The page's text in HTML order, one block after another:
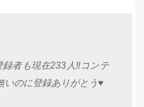
者も現在233人‼️コンテ
いのに登録ありがとう♥️